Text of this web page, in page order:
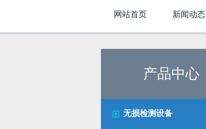
网站首页 新闻动态
产品中心
无损检测设备